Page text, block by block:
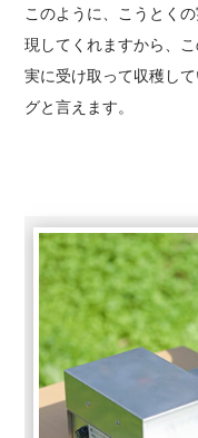
このように、こうとく
現してくれますから、
実に受け取って収穫し
グと言えます。